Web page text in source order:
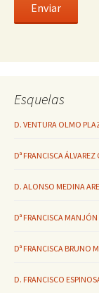
Esquelas
D. VENTURA OLMO
Dª FRANCISCA ÁLVAREZ
D. ALONSO MEDINA
Dª FRANCISCA
Dª FRANCISCA BRUNO
D. FRANCISCO